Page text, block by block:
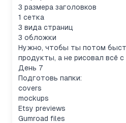
3 размера заголовков
1 сетка
3 вида страниц
3 обложки
Нужно, чтобы ты потом
продукты, а не рисовал всё с
День 7
Подготовь папки:
covers
mockups
Etsy previews
Gumroad files